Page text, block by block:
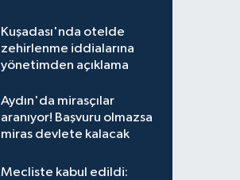
Kuşadası'nda otelde
zehirlenme iddialarına
yönetimden açıklama
Aydın'da mirasçılar
aranıyor! Başvuru olmazsa
miras devlete kalacak
Mecliste kabul edildi: